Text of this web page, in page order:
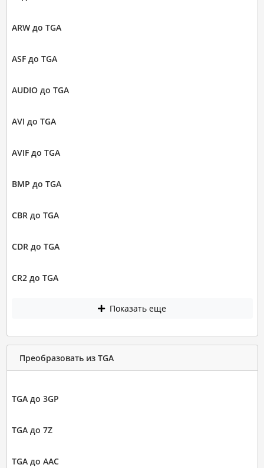
ARW до TGA
ASF до TGA
AUDIO до TGA
AVI до TGA
AVIF до TGA
BMP до TGA
CBR до TGA
CDR до TGA
CR2 до TGA
Показать еще
Преобразовать из TGA
TGA до 3GP
TGA до 7Z
TGA до AAC